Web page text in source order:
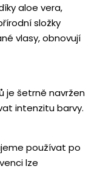
aloe vera,
složky
vlasy, obnovují
je šetrně navržen
intenzitu barvy.
používat po
lze